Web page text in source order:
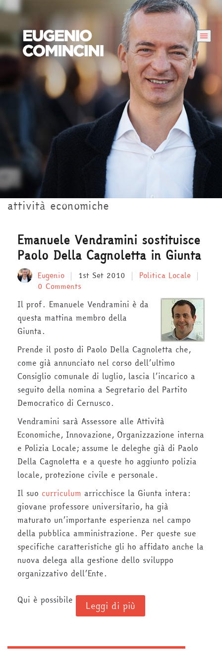
attività economiche
Emanuele Vendramini sostituisce
Paolo Della Cagnoletta in Giunta
Eugenio 1st Set 2010
Politica Locale
0 Comments
Il prof. Emanuele Vendramini è da
questa mattina membro della
Giunta.
Prende il posto di Paolo Della Cagnoletta che,
come già annunciato nel corso dell’ultimo
Consiglio comunale di luglio, lascia l’incarico a
seguito della nomina a Segretario del Partito
Democratico di Cernusco.
Vendramini sarà Assessore alle Attività
Economiche, Innovazione, Organizzazione interna
e Polizia Locale; assume le deleghe già di Paolo
Della Cagnoletta e a queste ho aggiunto polizia
locale, protezione civile e personale.
Il suo curriculum arricchisce la Giunta intera:
giovane professore universitario, ha già
maturato un’importante esperienza nel campo
della pubblica amministrazione. Per queste sue
specifiche caratteristiche gli ho affidato anche la
nuova delega alla gestione dello sviluppo
organizzativo dell’Ente.
Qui è possibile Leggi di più